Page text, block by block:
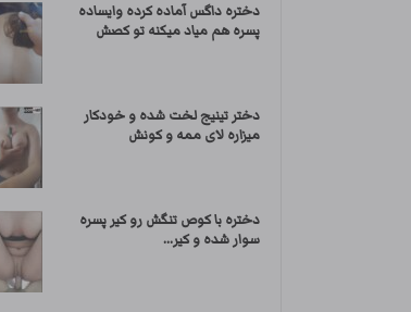
دختره داگس آماده کرده وایساده
پسره هم میاد میکنه تو کصش
دختر تینیج لخت شده و خودکار
میزاره لای ممه و کونش
دختره با کوص تنگش رو کیر پسره
سوار شده و کیر...